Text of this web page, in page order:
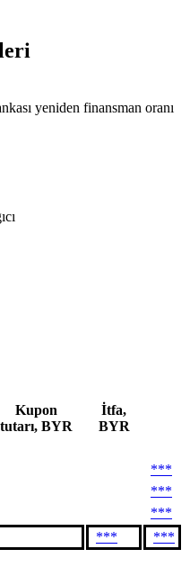
yeniden finansman oranı
Kupon
tutarı, BYR
İtfa,
BYR
***
***
***
***
***